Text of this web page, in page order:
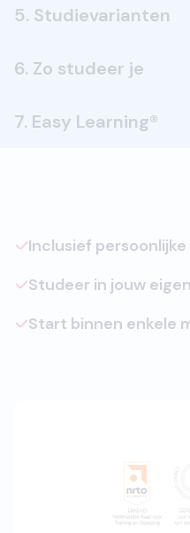
5. Studievarianten
6. Zo studeer je
7. Easy Learning®
Inclusief
Studeer in jouw
Start binnen enkele